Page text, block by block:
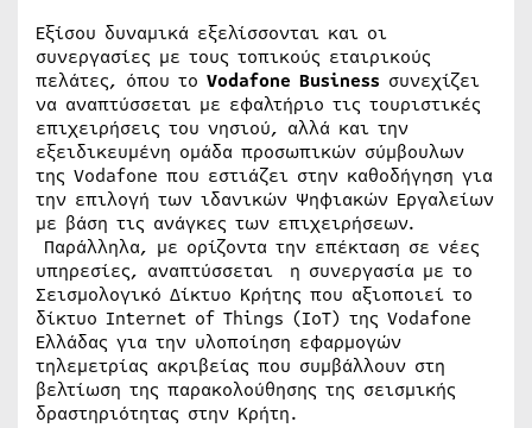
Εξίσου δυναμικά εξελίσσονται και οι
συνεργασίες με τους τοπικούς εταιρικούς
πελάτες, όπου το Vodafone Business συνεχίζει
να αναπτύσσεται με εφαλτήριο τις τουριστικές
επιχειρήσεις του νησιού, αλλά και την
εξειδικευμένη ομάδα προσωπικών σύμβουλων
της Vodafone που εστιάζει στην καθοδήγηση για
την επιλογή των ιδανικών Ψηφιακών Εργαλείων
με βάση τις ανάγκες των επιχειρήσεων.
Παράλληλα, με ορίζοντα την επέκταση σε νέες
υπηρεσίες, αναπτύσσεται η συνεργασία με το
Σεισμολογικό Δίκτυο Κρήτης που αξιοποιεί το
δίκτυο Internet of Things (IoT) της Vodafone
Ελλάδας για την υλοποίηση εφαρμογών
τηλεμετρίας ακριβείας που συμβάλλουν στη
βελτίωση της παρακολούθησης της σεισμικής
δραστηριότητας στην Κρήτη.